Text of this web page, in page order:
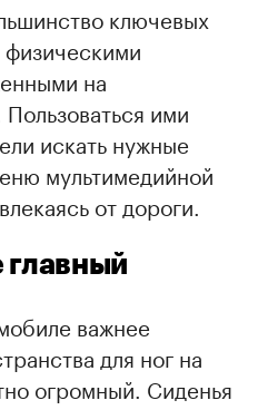
ключевых
на
ими
искать нужные
мультимедийной
от дороги.
главный
важнее
для ног на
огромный. Сиденья